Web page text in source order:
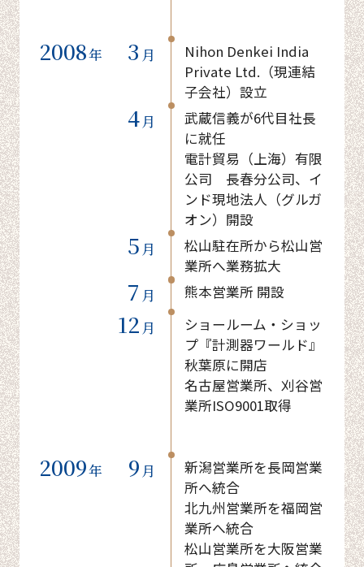
2008年 3 月
Nihon Denkei India
Private Ltd.（現連結
子会社）設立
4月
武蔵信義が6代目社長
に就任
電計貿易（上海）有限
公司 長春分公司、イ
ンド現地法人（グルガ
オン）開設
5 月
松山駐在所から松山営
業所へ業務拡大
7 月 熊本営業所 開設
12 月
ショールーム・ショッ
プ『計測器ワールド』
秋葉原に開店
名古屋営業所、刈谷営
業所ISO9001取得
2009年 9 月
新潟営業所を長岡営業
所へ統合
北九州営業所を福岡営
業所へ統合
松山営業所を大阪営業